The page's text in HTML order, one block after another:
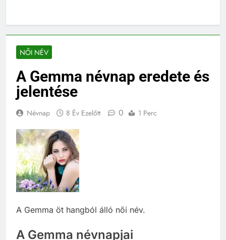
NŐI NÉV
A Gemma névnap eredete és
jelentése
Névnap 8 Év Ezelőtt 0 1 Perc
A Gemma öt hangból álló női név.
A Gemma névnapjai